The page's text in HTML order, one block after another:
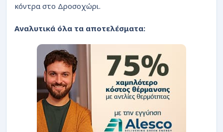
κόντρα στο Δροσοχώρι.
Αναλυτικά όλα τα αποτελέσματα: